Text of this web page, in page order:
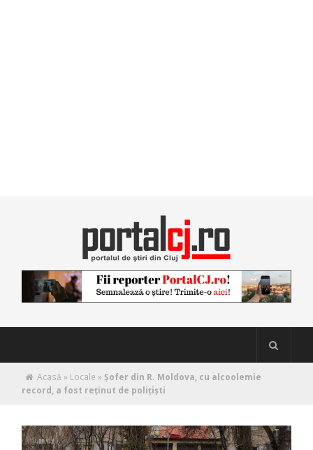
Acasă » Locale »Șofer din R. Moldova, cu alcoolemie
record, a fost reținut de polițiști